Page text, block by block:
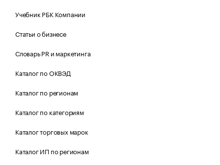
Учебник РБК Компании
Статьи о бизнесе
Словарь PR и маркетинга
Каталог по ОКВЭД
Каталог по регионам
Каталог по категориям
Каталог торговых марок
Каталог ИП по регионам